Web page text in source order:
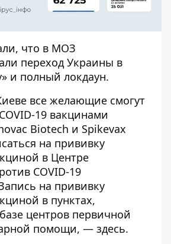
что в МОЗ
переход Украины в
и полный локдаун.
все желающие смогут
19 вакцинами
Biotech и Spikevax
на прививку
в Центре
COVID-19
на прививку
в пунктах,
центров первичной
помощи, — здесь.